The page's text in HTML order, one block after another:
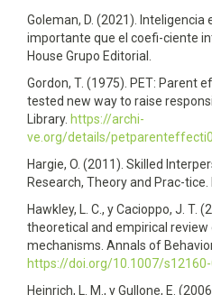
Goleman, D. (2021).
importante que el coefi-ciente
House Grupo Editorial.
Gordon, T. (1975). PET: Parent
tested new way to raise
Library. https://archi-
ve.org/details/
Hargie, O. (2011). Skilled
Research, Theory and Prac-tice.
Hawkley, L. C., y Cacioppo, J. T.
theoretical and empirical review
mechanisms. Annals of
https://doi.org/10.1007/
Heinrich, L. M., y Gullone, E.